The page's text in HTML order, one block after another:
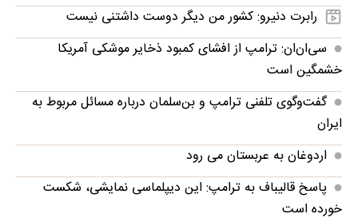
رابرت دنیرو: کشور من دیگر دوست داشتنی نیست
سی‌ان‌ان: ترامپ از افشای کمبود ذخایر موشکی آمریکا
خشمگین است
گفت‌وگوی تلفنی ترامپ و بن‌سلمان درباره مسائل مربوط به
ایران
اردوغان به عربستان می رود
پاسخ قالیباف به ترامپ: این دیپلماسی نمایشی، شکست
خورده است